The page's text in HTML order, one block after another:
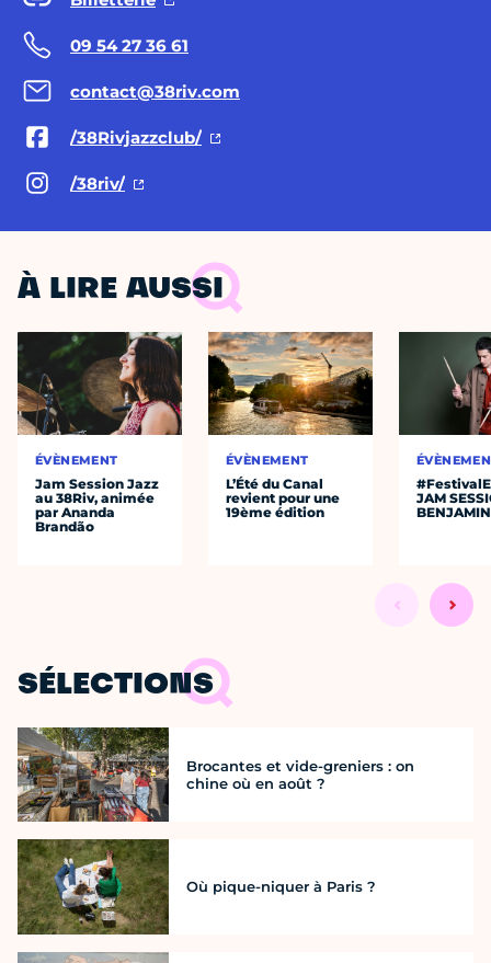
09 54 27 36 61
contact@38riv.com
/38Rivjazzclub/
/38riv/
À LIRE AUSSI
ÉVÈNEMENT
Jam Session Jazz
au 38Riv, animée
par Ananda
Brandão
ÉVÈNEMENT
L’Été du Canal
revient pour une
19ème édition
JAM
SÉLECTIONS
Brocantes et vide-greniers : on
chine où en août ?
Où pique-niquer à Paris ?